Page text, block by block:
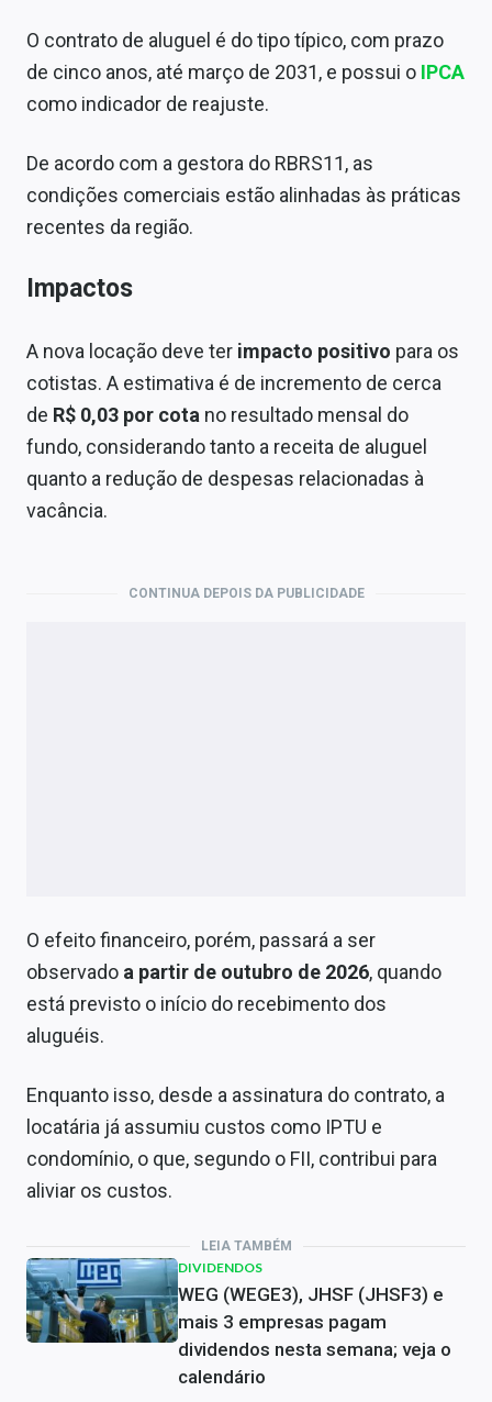
Contato
O contrato de aluguel é do tipo típico, com prazo
de cinco anos, até março de 2031, e possui o IPCA
como indicador de reajuste.
De acordo com a gestora do RBRS11, as
condições comerciais estão alinhadas às práticas
recentes da região.
Impactos
A nova locação deve ter impacto positivo para os
cotistas. A estimativa é de incremento de cerca
de R$ 0,03 por cota no resultado mensal do
fundo, considerando tanto a receita de aluguel
quanto a redução de despesas relacionadas à
vacância.
CONTINUA DEPOIS DA PUBLICIDADE
O efeito financeiro, porém, passará a ser
observado a partir de outubro de 2026, quando
está previsto o início do recebimento dos
aluguéis.
Enquanto isso, desde a assinatura do contrato, a
locatária já assumiu custos como IPTU e
condomínio, o que, segundo o FII, contribui para
aliviar os custos.
LEIA TAMBÉM
DIVIDENDOS
WEG (WEGE3), JHSF (JHSF3) e
mais 3 empresas pagam
dividendos nesta semana; veja o
calendário